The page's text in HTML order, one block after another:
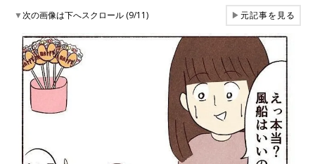
▼次の画像は下へスクロール (9/11) ▶元記事を見る